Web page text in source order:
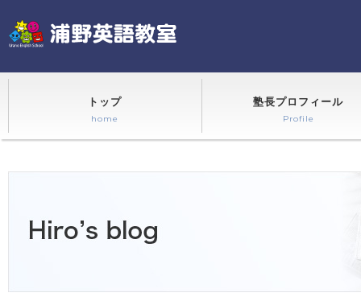
トップ
home
塾長プロフィール
Profile